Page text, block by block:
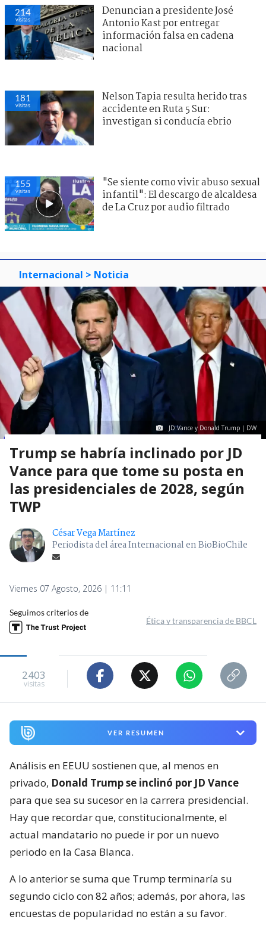
214
visitas
Denuncian a presidente José
Antonio Kast por entregar
información falsa en cadena
nacional
181
visitas
Nelson Tapia resulta herido tras
accidente en Ruta 5 Sur:
investigan si conducía ebrio
155
visitas
"Se siente como vivir abuso sexual
infantil": El descargo de alcaldesa
de La Cruz por audio filtrado
Internacional > Noticia
JD Vance y Donald Trump | DW
Trump se habría inclinado por JD
Vance para que tome su posta en
las presidenciales de 2028, según
TWP
César Vega Martínez
Periodista del área Internacional en BioBioChile
Viernes 07 Agosto, 2026 | 11:11
Seguimos criterios de
Ética y transparencia de BBCL
2403
visitas
VER RESUMEN
Análisis en EEUU sostienen que, al menos en
privado, Donald Trump se inclinó por JD Vance
para que sea su sucesor en la carrera presidencial.
Hay que recordar que, constitucionalmente, el
actual mandatario no puede ir por un nuevo
periodo en la Casa Blanca.
A lo anterior se suma que Trump terminaría su
segundo ciclo con 82 años; además, por ahora, las
encuestas de popularidad no están a su favor.